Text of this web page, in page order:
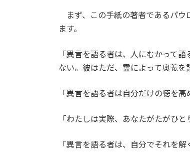
まず、この手紙の著者であるパウ
ます。
「異言を語る者は、人にむかって
ない。彼はただ、霊によって奥義を
「異言を語る者は自分だけの徳を高
「わたしは実際、あなたがたがひ
「異言を語る者は、自分でそれを